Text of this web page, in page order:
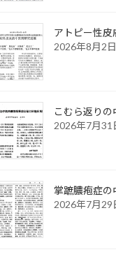
アトピー性皮
2026年8月2日
こむら返りの
2026年7月31
掌蹠膿疱症の
2026年7月29